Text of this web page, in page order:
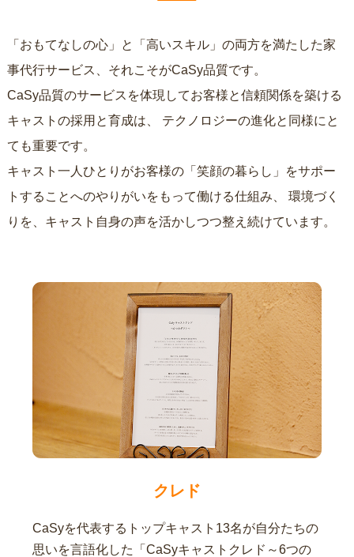
「おもてなしの心」と「高いスキル」の両方を満たした家
事代行サービス、それこそがCaSy品質です。
CaSy品質のサービスを体現してお客様と信頼関係を築ける
キャストの採用と育成は、
ても重要です。
キャスト一人ひとりがお客様の「笑顔の暮らし」をサポー
トすることへのやりがいをもって働ける仕組み、
りを、キャスト自身の声を活かしつつ整え続けています。
クレド
CaSyを代表するトップキャスト13名が自分たちの
思いを言語化した「CaSyキャストクレド～6つの